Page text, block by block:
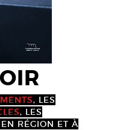
, LES
, LES
RÉGION ET À